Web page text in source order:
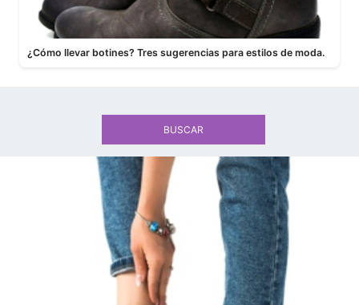
¿Cómo llevar botines? Tres sugerencias para estilos de moda.
BUSCAR